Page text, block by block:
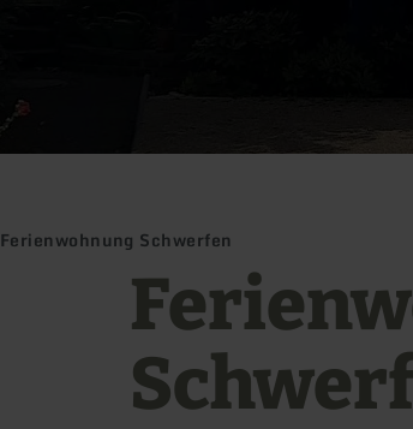
Ferienwohnung Schwerfen